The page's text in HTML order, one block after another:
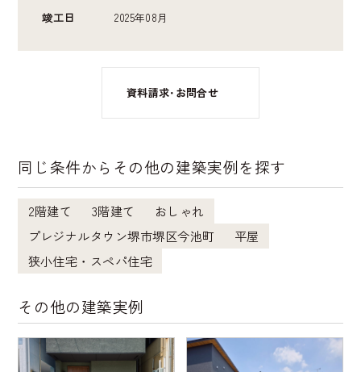
竣工日
2025年08月
資料請求･お問合せ
同じ条件からその他の建築実例を探す
2階建て 3階建て
おしゃれ
プレジナルタウン堺市堺区今池町
平屋
狭小住宅・スペパ住宅
その他の建築実例